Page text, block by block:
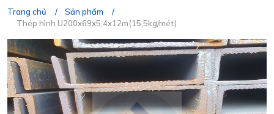
Trang chủ
Sản phẩm
Thép hình U200x69x5,4x12m(15,5kg/mét)